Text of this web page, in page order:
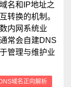
名和IP地址之
转换的机制。
内网系统业
常会自建DNS
管理与维护业
DNS域名正向解析